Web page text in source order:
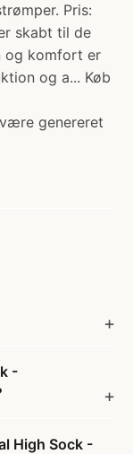
Pris:
skabt til de
og komfort er
og a... Køb
genereret
-
High Sock -